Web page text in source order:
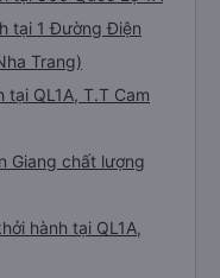
tại 1 Đường Điện
Trang)
tại QL1A, T.T Cam
Giang chất lượng
hành tại QL1A,